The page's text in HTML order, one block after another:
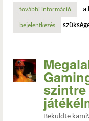
további információ a
bejelentkezés
Beküldte